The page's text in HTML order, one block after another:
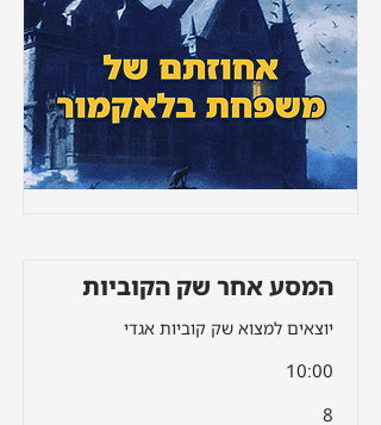
המסע אחר שק הקוביות
יוצאים למצוא שק קוביות אגדי
10:00
8